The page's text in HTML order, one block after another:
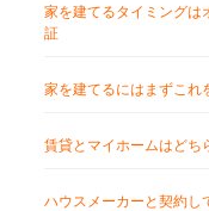
家を建てるタイミングは
証
家を建てるにはまずこれ
賃貸とマイホームはどち
ハウスメーカーと契約し